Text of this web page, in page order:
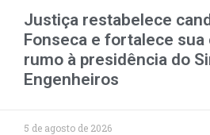
Justiça restabelece
Fonseca e fortalece sua
rumo à presidência do
Engenheiros
5 de agosto de 2026